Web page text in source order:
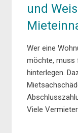
und
Wer eine
möchte, muss
hinterlegen.
Viele